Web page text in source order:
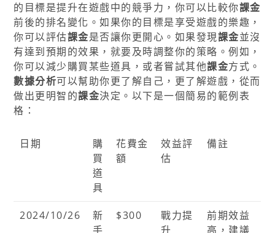
的目標是提升在遊戲中的競爭力，你可以比較你課金
前後的排名變化。如果你的目標是享受遊戲的樂趣，
你可以評估課金是否讓你更開心。如果發現課金並沒
有達到預期的效果，就要及時調整你的策略。例如，
你可以減少購買某些道具，或者嘗試其他課金方式。
數據分析可以幫助你更了解自己，更了解遊戲，從而
做出更明智的課金決定。以下是一個簡易的範例表
格：
日期
購
買
道
具
花費金
額
效益評
估
備註
2024/10/26
新
手
$300
戰力提
升
前期效益
高，建議